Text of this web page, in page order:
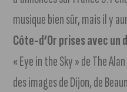
musique bien sûr, mais il y
Côte-d’Or prises avec un
« Eye in the Sky » de The
des images de Dijon, de